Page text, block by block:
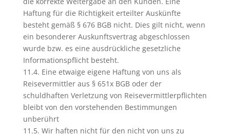
Haftung für die Richtigkeit erteilter Auskünfte
besteht gemäß § 676 BGB nicht. Dies gilt nicht, wenn
ein besonderer Auskunftsvertrag abgeschlossen
wurde bzw. es eine ausdrückliche gesetzliche
Informationspflicht besteht.
11.4. Eine etwaige eigene Haftung von uns als
Reisevermittler aus § 651x BGB oder der
schuldhaften Verletzung von Reisevermittlerpflichten
bleibt von den vorstehenden Bestimmungen
unberührt
11.5. Wir haften nicht für den nicht von uns zu